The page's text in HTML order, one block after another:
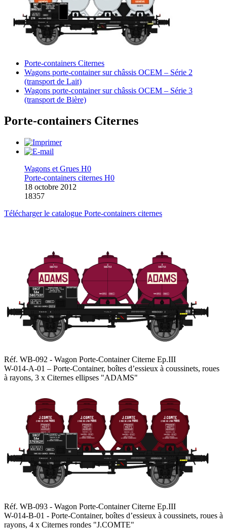
Porte-containers Citernes
Wagons porte-container sur châssis OCEM – Série 2
(transport de Lait)
Wagons porte-container sur châssis OCEM – Série 3
(transport de Bière)
Porte-containers Citernes
Wagons et Grues H0
Porte-containers citernes H0
18 octobre 2012
18357
Télécharger le catalogue Porte-containers citernes
Réf. WB-092 - Wagon Porte-Container Citerne Ep.III
W-014-A-01 – Porte-Container, boîtes d’essieux à coussinets, roues
à rayons, 3 x Citernes ellipses "ADAMS"
Réf. WB-093 - Wagon Porte-Container Citerne Ep.III
W-014-B-01 - Porte-Container, boîtes d’essieux à coussinets, roues à
rayons, 4 x Citernes rondes "J.COMTE"